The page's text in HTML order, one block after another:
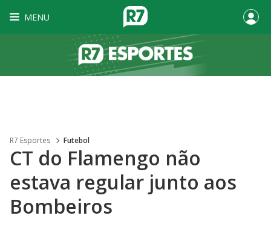
MENU
R7 Esportes Futebol
CT do Flamengo não
estava regular junto aos
Bombeiros